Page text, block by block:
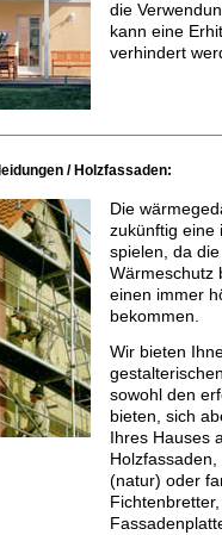
die
kann eine
verhindert
/ Holzfassaden:
Die
zukünftig eine
spielen, da
Wärmeschutz
einen immer
bekommen.
Wir bieten
sowohl den
bieten, sich
Ihres Hauses
(natur) oder